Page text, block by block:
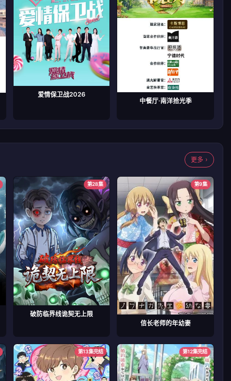
爱情保卫战2026
中餐厅·南洋拾光季
更多 ›
第28集
破防临界线诡契无上限
第9集
信长老师的年幼妻
第13集完结 第12集完结